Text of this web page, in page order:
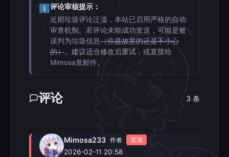
评论审核提示：
近期垃圾评论泛滥，本站已启用严格的自动
审查机制。若评论未能成功发送，可能是被
误判为垃圾信息（你是故意的还是不小心
的）。建议适当修改后重试，或直接给
Mimosa发邮件。
评论 3 条
Mimosa233 作者 置顶
2026-02-11 20:58